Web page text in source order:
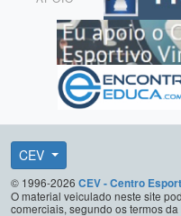
CEV
© 1996-2026 CEV - Centro
O material veiculado neste site
comerciais, segundo os termos